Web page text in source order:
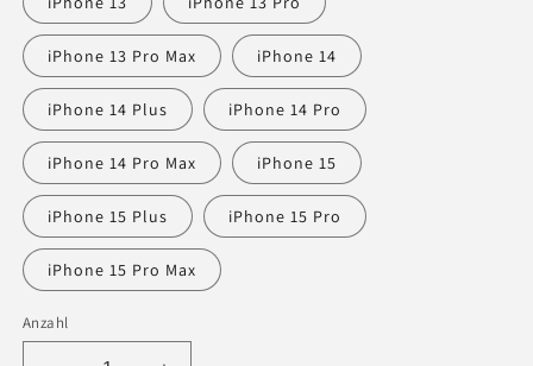
iPhone 13 Pro Max iPhone 14
iPhone 14 Plus iPhone 14 Pro
iPhone 14 Pro Max iPhone 15
iPhone 15 Plus iPhone 15 Pro
iPhone 15 Pro Max
Anzahl